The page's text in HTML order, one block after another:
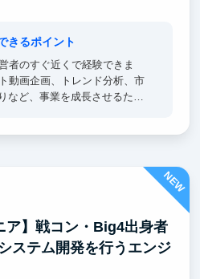
きるポイント
者のすぐ近くで経験できま
動画企画、トレンド分析、市
など、事業を成長させるため
NEW
ア】戦コン・Big4出身者
ステム開発を行うエンジ